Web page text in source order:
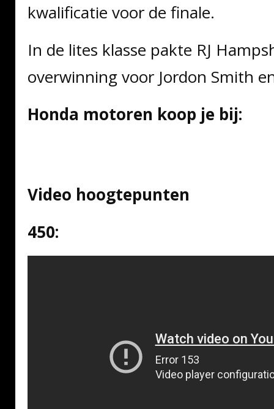
kwalificatie voor de finale.
In de lites klasse pakte RJ
overwinning voor Jordon Smith
Honda motoren koop je bij:
Video hoogtepunten
450: